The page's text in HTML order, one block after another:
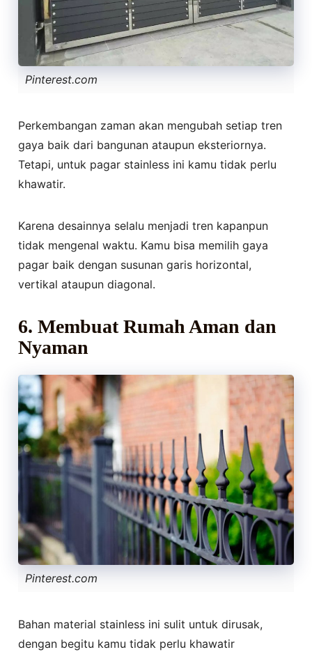
Pinterest.com
Perkembangan zaman akan mengubah setiap tren
gaya baik dari bangunan ataupun eksteriornya.
Tetapi, untuk pagar stainless ini kamu tidak perlu
khawatir.
Karena desainnya selalu menjadi tren kapanpun
tidak mengenal waktu. Kamu bisa memilih gaya
pagar baik dengan susunan garis horizontal,
vertikal ataupun diagonal.
6. Membuat Rumah Aman dan
Nyaman
Pinterest.com
Bahan material stainless ini sulit untuk dirusak,
dengan begitu kamu tidak perlu khawatir